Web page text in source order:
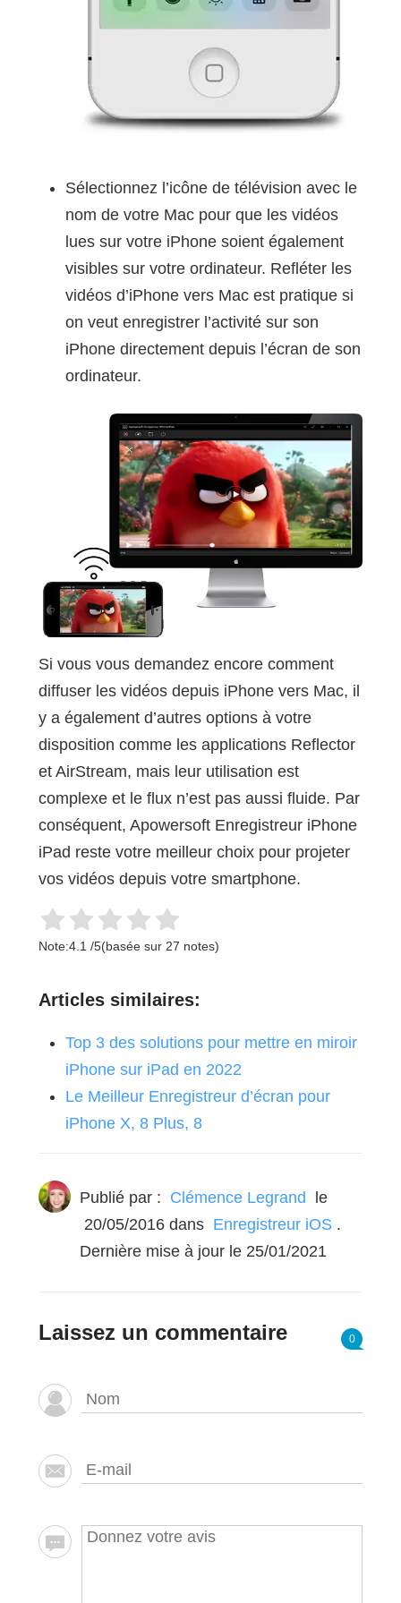
Sélectionnez l’icône de télévision avec le
nom de votre Mac pour que les vidéos
lues sur votre iPhone soient également
visibles sur votre ordinateur. Refléter les
vidéos d’iPhone vers Mac est pratique si
on veut enregistrer l’activité sur son
iPhone directement depuis l’écran de son
ordinateur.
Si vous vous demandez encore comment
diffuser les vidéos depuis iPhone vers Mac, il
y a également d’autres options à votre
disposition comme les applications Reflector
et AirStream, mais leur utilisation est
complexe et le flux n’est pas aussi fluide. Par
conséquent, Apowersoft Enregistreur iPhone
iPad reste votre meilleur choix pour projeter
vos vidéos depuis votre smartphone.
Note:4.1 /5(basée sur 27 notes)
Articles similaires:
Top 3 des solutions pour mettre en miroir
iPhone sur iPad en 2022
Le Meilleur Enregistreur d’écran pour
iPhone X, 8 Plus, 8
Publié par : Clémence Legrand
le
20/05/2016dans Enregistreur iOS .
Dernière mise à jour le 25/01/2021
Laissez un commentaire 0